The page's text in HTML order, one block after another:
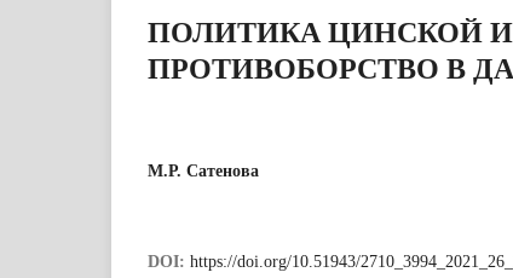
ПОЛИТИКА ЦИНСКОЙ
ПРОТИВОБОРСТВО В
М.Р. Сатенова
DOI: https://doi.org/10.51943/